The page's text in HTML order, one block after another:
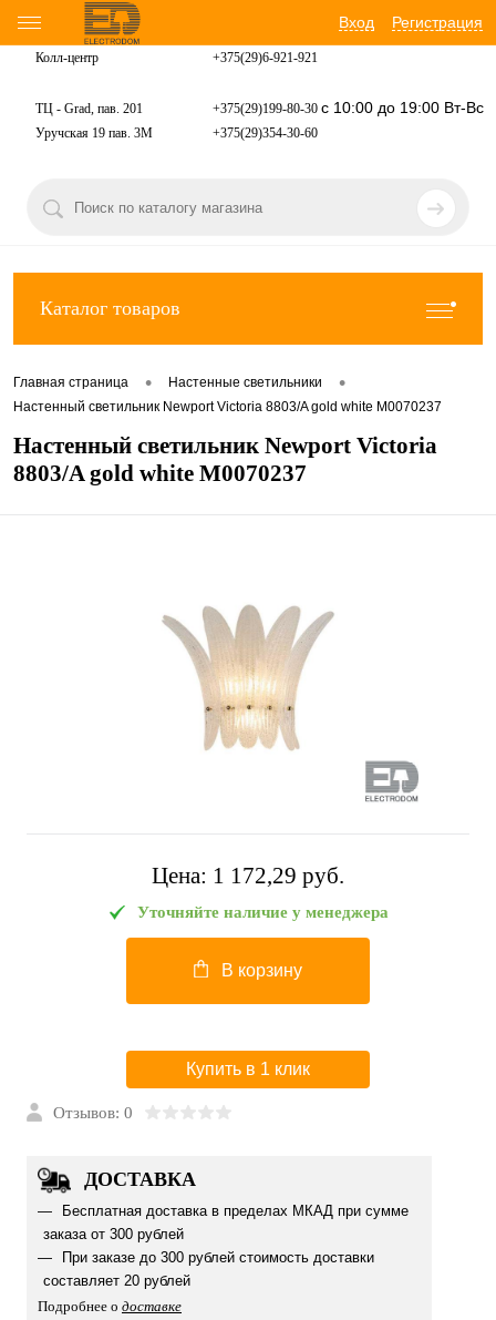
Вход Регистрация
Колл-центр +375(29)6-921-921
ТЦ - Grad, пав. 201 +375(29)199-80-30 с 10:00 до 19:00 Вт-Вс
Уручская 19 пав. 3М +375(29)354-30-60
Каталог товаров
Главная страница • Настенные светильники •
Настенный светильник Newport Victoria 8803/A gold white М0070237
Настенный светильник Newport Victoria
8803/A gold white М0070237
Цена: 1 172,29 pуб.
Уточняйте наличие у менеджера
В корзину
Купить в 1 клик
Отзывов: 0
ДОСТАВКА
Бесплатная доставка в пределах МКАД при сумме
заказа от 300 рублей
При заказе до 300 рублей стоимость доставки
составляет 20 рублей
Подробнее о доставке